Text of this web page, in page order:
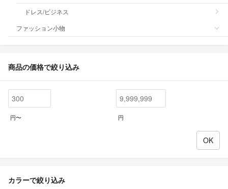
ドレス/ビジネス
ファッション小物
商品の価格で絞り込み
円〜 円
カラーで絞り込み